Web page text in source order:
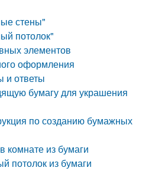
стены"
потолок"
элементов
оформления
и ответы
бумагу для украшения
по созданию бумажных
комнате из бумаги
потолок из бумаги